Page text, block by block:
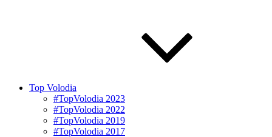
Top Volodia
#TopVolodia 2023
#TopVolodia 2022
#TopVolodia 2019
#TopVolodia 2017